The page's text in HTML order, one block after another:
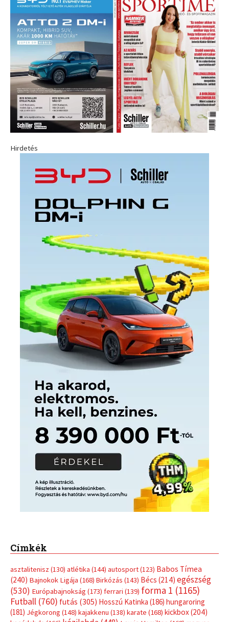
Hirdetés
Címkék
asztalitenisz (130) atlétika (144) autosport(123) Babos Tímea
(240) Bajnokok Ligája (168) Birkózás (143) Bécs (214) egészség
(530) Európabajnokság (173) ferrari (139) forma 1 (1165)
Futball (760) futás (305) Hosszú Katinka (186) hungaroring
(181) Jégkorong (148) kajakkenu (138) karate (168) kickbox(204)